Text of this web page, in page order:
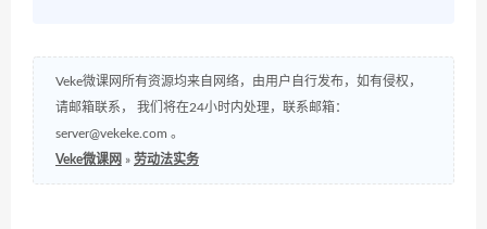
Veke微课网所有资源均来自网络，由用户自行发布，如有侵权，
请邮箱联系， 我们将在24小时内处理，联系邮箱：
server@vekeke.com 。
Veke微课网 » 劳动法实务